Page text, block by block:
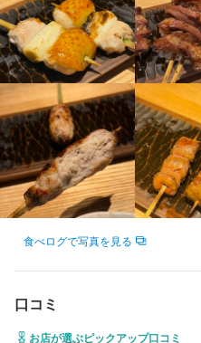
食べログで写真を見る
口コミ
お店が選ぶピックアップ口コミ
身に付くスキル
ワインの知識 日本酒の知識 ウイスキ
肉の知識
出店開業ノウハウ 店舗運営
応募資格
歓迎スキル・経験
※未経験の方も歓迎します
求める人物像
応募資格
歓迎スキル・経験
飲食業経験者は優遇
※未経験の方も歓迎します
求める人物像
プライベートと仕事をしっかり
これから飲食業で活躍したい方
新しいことにチャレンジしたい方
身に付くスキル
包丁さばき 肉の知識 メニュー開発
応募資格
必須スキル・経験
調理経験者
※料理長経験者は優遇します。
身に付くスキル
包丁さばき 肉の知識 魚の知識 メニ
応募資格
歓迎スキル・経験
飲食業経験者は優遇
※未経験の方も歓迎します
店名
炭火・焼鳥 鶫 中洲川端店
勤務地
福岡県福岡市博多区中洲5-2-3
092-409-4700
勤務地
福岡県福岡市博多区中洲5-2-3
連絡先
092-409-4700
法人名・事業者名
株式会社 SIGNコーポレーション
最終更新日2026/03/03